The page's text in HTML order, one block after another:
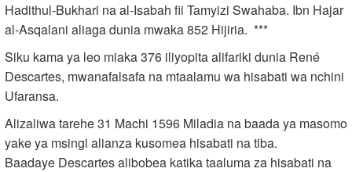
Hadithul-Bukhari na al-Isabah fii Tamyizi Swahaba. Ibn Hajar
al-Asqalani aliaga dunia mwaka 852 Hijiria. ***
Siku kama ya leo miaka 376 iliyopita alifariki dunia René
Descartes, mwanafalsafa na mtaalamu wa hisabati wa nchini
Ufaransa.
Alizaliwa tarehe 31 Machi 1596 Miladia na baada ya masomo
yake ya msingi alianza kusomea hisabati na tiba.
Baadaye Descartes alibobea katika taaluma za hisabati na